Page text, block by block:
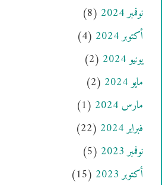
نوفمبر 2024
(8)
أكتوبر 2024
(4)
يونيو 2024
(2)
مايو 2024
(2)
مارس 2024
(1)
فبراير 2024
(22)
نوفمبر 2023
(5)
أكتوبر 2023
(15)